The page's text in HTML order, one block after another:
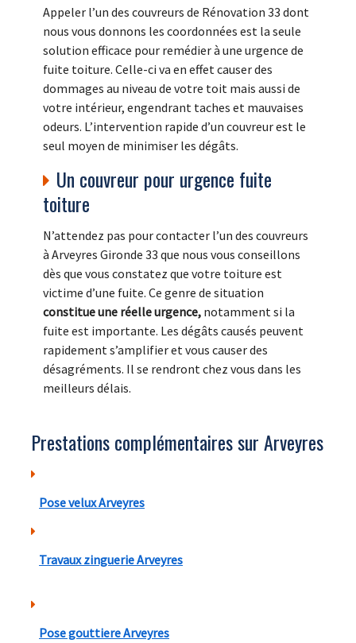
Appeler l’un des couvreurs de Rénovation 33 dont
nous vous donnons les coordonnées est la seule
solution efficace pour remédier à une urgence de
fuite toiture. Celle-ci va en effet causer des
dommages au niveau de votre toit mais aussi de
votre intérieur, engendrant taches et mauvaises
odeurs. L’intervention rapide d’un couvreur est le
seul moyen de minimiser les dégâts.
Un couvreur pour urgence fuite
toiture
N’attendez pas pour contacter l’un des couvreurs
à Arveyres Gironde 33 que nous vous conseillons
dès que vous constatez que votre toiture est
victime d’une fuite. Ce genre de situation
constitue une réelle urgence, notamment si la
fuite est importante. Les dégâts causés peuvent
rapidement s’amplifier et vous causer des
désagréments. Il se rendront chez vous dans les
meilleurs délais.
Prestations complémentaires sur Arveyres
Pose velux Arveyres
Travaux zinguerie Arveyres
Pose gouttiere Arveyres